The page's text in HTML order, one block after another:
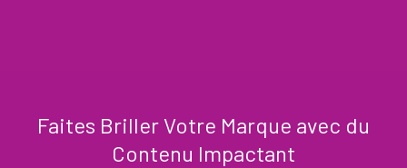
Faites Briller Votre Marque avec du
Contenu Impactant